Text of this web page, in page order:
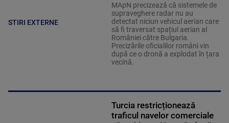
STIRI EXTERNE
MApN precizează că sistemele de
supraveghere radar nu au
detectat niciun vehicul aerian care
să fi traversat spațiul aerian al
României către Bulgaria.
Precizările oficialilor români vin
după ce o dronă a explodat în țara
vecină.
Turcia restricționează
traficul navelor comerciale